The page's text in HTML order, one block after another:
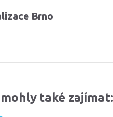
Brno
také zajímat: